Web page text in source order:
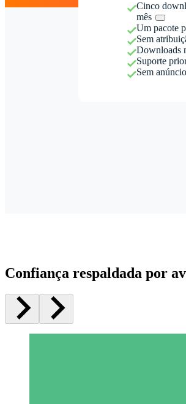
Cinco
mês
Um pacote
Sem
Downloads
Suporte
Sem
Confiança respaldada por